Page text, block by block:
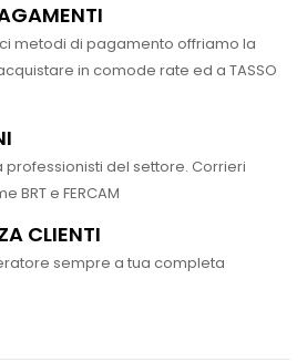
metodi di pagamento offriamo la
in comode rate ed a TASSO
professionisti del settore. Corrieri
BRT e FERCAM
CLIENTI
sempre a tua completa